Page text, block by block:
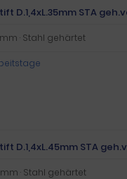
D.1,4xL.35mm STA
· Stahl gehärtet
D.1,4xL.45mm STA
· Stahl gehärtet